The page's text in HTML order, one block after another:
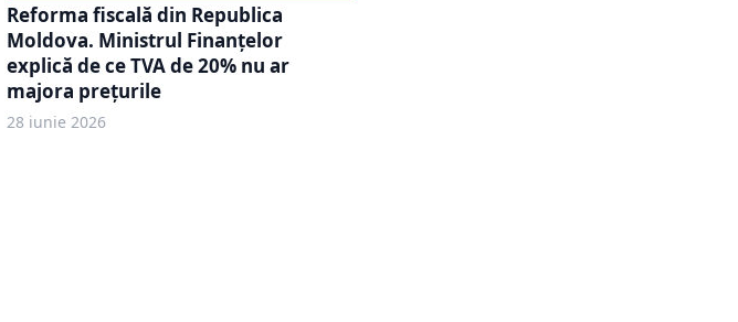
Reforma fiscală din Republica
Moldova. Ministrul Finanțelor
explică de ce TVA de 20% nu ar
majora prețurile
28 iunie 2026